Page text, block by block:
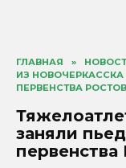
ГЛАВНАЯ »
ИЗ
ПЕРВЕНСТВА
заняли
первенства